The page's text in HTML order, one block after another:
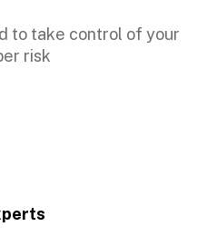
to take control of your
risk